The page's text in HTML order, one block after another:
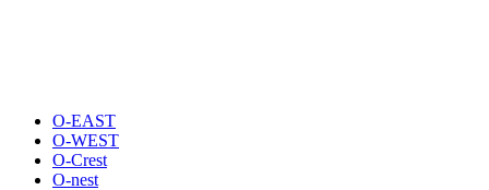
O-EAST
O-WEST
O-Crest
O-nest